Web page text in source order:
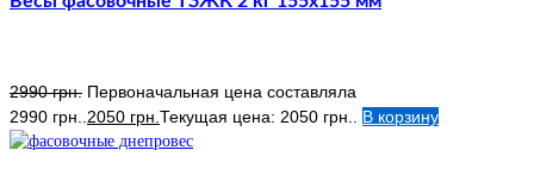
2990грн. Первоначальная цена составляла
2990 грн..2050 грн.Текущая цена: 2050 грн.. В корзину